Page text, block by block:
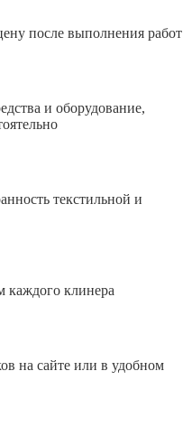
после выполнения работ
и оборудование,
текстильной и
каждого клинера
на сайте или в удобном